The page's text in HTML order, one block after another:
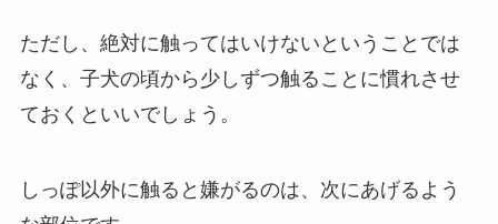
ただし、絶対に触ってはいけないということでは
なく、子犬の頃から少しずつ触ることに慣れさせ
ておくといいでしょう。
しっぽ以外に触ると嫌がるのは、次にあげるよう